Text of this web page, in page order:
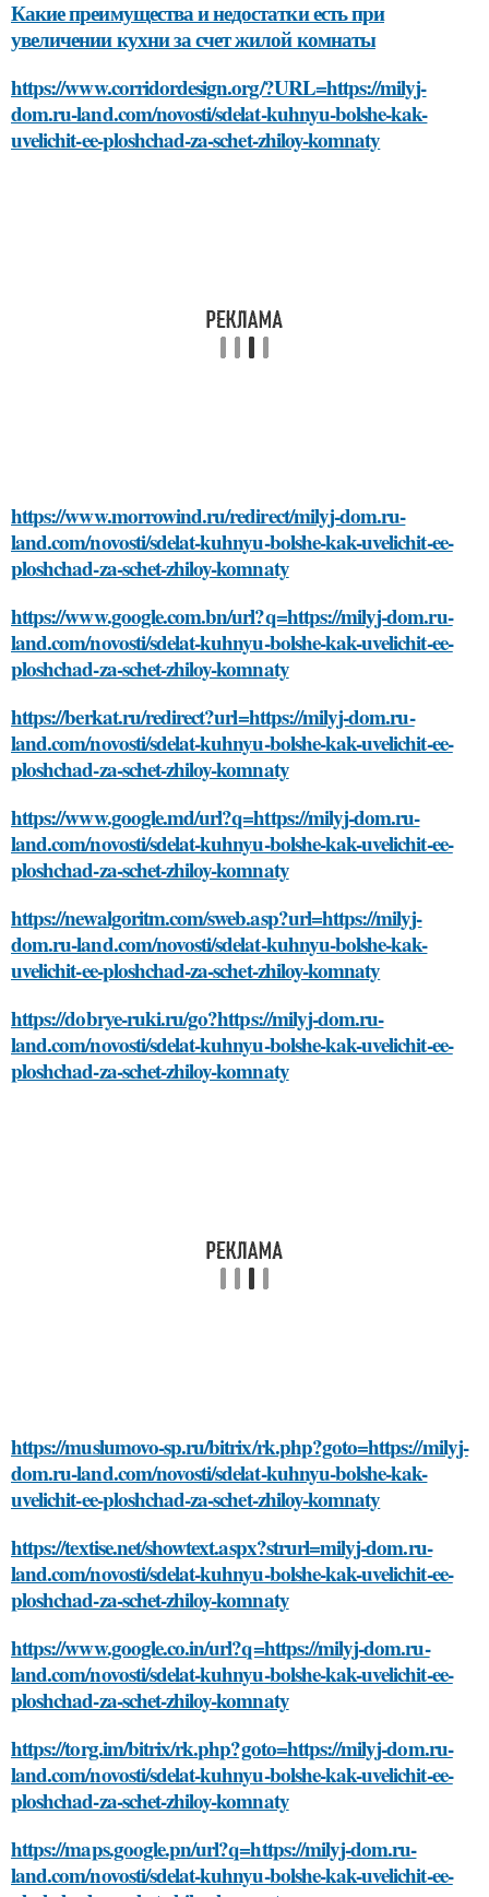
Какие преимущества и недостатки есть при
увеличении кухни за счет жилой комнаты
https://www.corridordesign.org/?URL=https://milyj-
dom.ru-land.com/novosti/sdelat-kuhnyu-bolshe-kak-
uvelichit-ee-ploshchad-za-schet-zhiloy-komnaty
https://www.morrowind.ru/redirect/milyj-dom.ru-
land.com/novosti/sdelat-kuhnyu-bolshe-kak-uvelichit-ee-
ploshchad-za-schet-zhiloy-komnaty
https://www.google.com.bn/url?q=https://milyj-dom.ru-
land.com/novosti/sdelat-kuhnyu-bolshe-kak-uvelichit-ee-
ploshchad-za-schet-zhiloy-komnaty
https://berkat.ru/redirect?url=https://milyj-dom.ru-
land.com/novosti/sdelat-kuhnyu-bolshe-kak-uvelichit-ee-
ploshchad-za-schet-zhiloy-komnaty
https://www.google.md/url?q=https://milyj-dom.ru-
land.com/novosti/sdelat-kuhnyu-bolshe-kak-uvelichit-ee-
ploshchad-za-schet-zhiloy-komnaty
https://newalgoritm.com/sweb.asp?url=https://milyj-
dom.ru-land.com/novosti/sdelat-kuhnyu-bolshe-kak-
uvelichit-ee-ploshchad-za-schet-zhiloy-komnaty
https://dobrye-ruki.ru/go?https://milyj-dom.ru-
land.com/novosti/sdelat-kuhnyu-bolshe-kak-uvelichit-ee-
ploshchad-za-schet-zhiloy-komnaty
https://muslumovo-sp.ru/bitrix/rk.php?goto=https://milyj-
dom.ru-land.com/novosti/sdelat-kuhnyu-bolshe-kak-
uvelichit-ee-ploshchad-za-schet-zhiloy-komnaty
https://textise.net/showtext.aspx?strurl=milyj-dom.ru-
land.com/novosti/sdelat-kuhnyu-bolshe-kak-uvelichit-ee-
ploshchad-za-schet-zhiloy-komnaty
https://www.google.co.in/url?q=https://milyj-dom.ru-
land.com/novosti/sdelat-kuhnyu-bolshe-kak-uvelichit-ee-
ploshchad-za-schet-zhiloy-komnaty
https://torg.im/bitrix/rk.php?goto=https://milyj-dom.ru-
land.com/novosti/sdelat-kuhnyu-bolshe-kak-uvelichit-ee-
ploshchad-za-schet-zhiloy-komnaty
https://maps.google.pn/url?q=https://milyj-dom.ru-
land.com/novosti/sdelat-kuhnyu-bolshe-kak-uvelichit-ee-